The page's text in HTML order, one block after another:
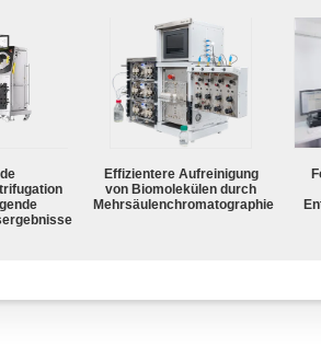
Effizientere Aufreinigung
von Biomolekülen durch
Mehrsäulenchromatographie